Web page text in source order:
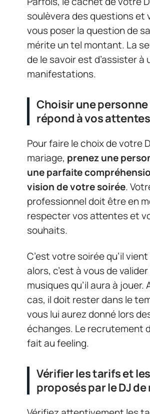
soulèvera des questions et
vous poser la question de
mérite un tel montant. La
de le savoir est d’assister à
manifestations.
Choisir une
répond à vos attentes
Pour faire le choix de votre
mariage, prenez une
une parfaite
vision de votre soirée.
professionnel doit être en
respecter vos attentes et
souhaits.
C’est votre soirée qu’il
alors, c’est à vous de
musiques qu’il aura à jouer.
cas, il doit rester dans le
vous lui aurez donné lors
échanges. Le recrutement
fait au feeling.
Vérifier les tarifs et
proposés par le DJ